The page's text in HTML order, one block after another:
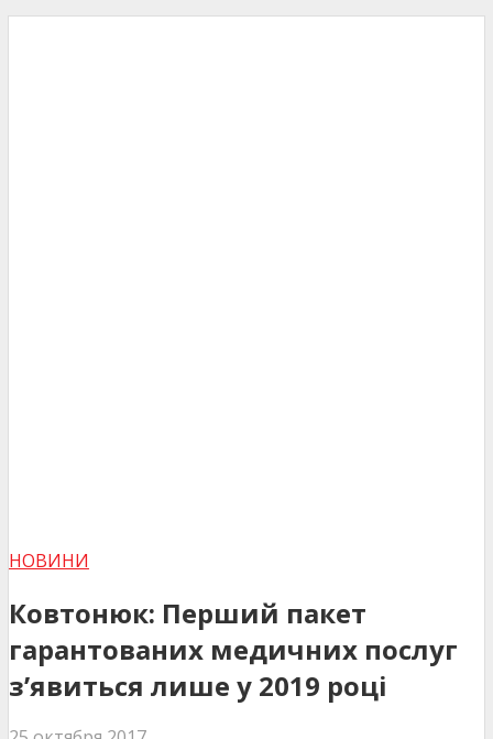
НОВИНИ
Ковтонюк: Перший пакет
гарантованих медичних послуг
з’явиться лише у 2019 році